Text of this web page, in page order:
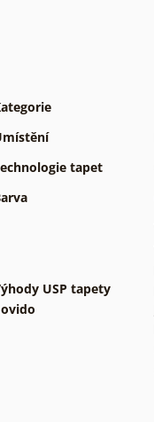
tapet
USP tapety